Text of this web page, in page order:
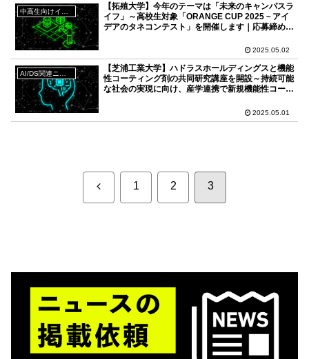
【拓殖大学】今年のテーマは「未来のキャンパスラ
イフ」～高校生対象「ORANGE CUP 2025－アイ
デアのタネコンテスト」を開催します｜応募締め切
2025.05.02
AI/DS関連ニュース
【芝浦工業大学】ハドラスホールディングスと機能
性コーティング剤の共同研究講座を開設～持続可能
な社会の実現に向け、産学連携で新規機能性コーテ
2025.05.01
前 1 2 3